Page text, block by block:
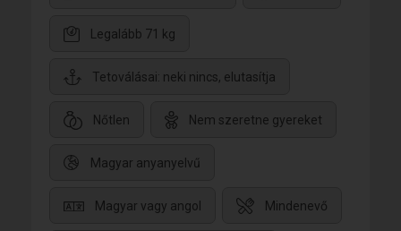
Legalább 71 kg
Tetoválásai: neki nincs, elutasítja
Nőtlen Nem szeretne gyereket
Magyar anyanyelvű
Magyar vagy angol Mindenevő